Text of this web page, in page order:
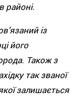
районі.
із
його
Також з
так званої
залишається